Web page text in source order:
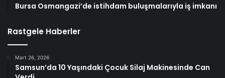
Bursa Osmangazi’de istihdam buluşmalarıyla iş imkanı
Rastgele Haberler
Mart 26, 2026
Samsun’da 10 Yaşındaki Çocuk Silaj Makinesinde Can